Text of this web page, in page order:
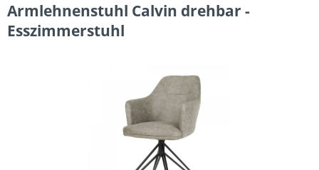
Armlehnenstuhl Calvin drehbar -
Esszimmerstuhl